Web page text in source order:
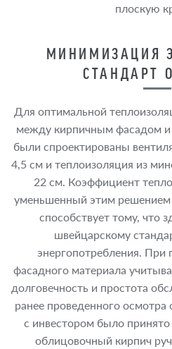
плоскую
МИНИМИЗАЦИЯ
СТАНДАРТ
Для оптимальной
между кирпичным фасадом и
были спроектированы
4,5 см и теплоизоляция из
22 см. Коэффициент
уменьшенный этим решением
способствует тому, что
швейцарскому
энергопотребления. При
фасадного материала
долговечность и простота
ранее проведенного осмотра
с инвестором было
облицовочный кирпич